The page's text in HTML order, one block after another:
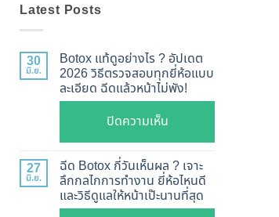
Latest Posts
30
มิ.ย.
Botox แท้ดูอย่างไร ? อัปเดต
2026 วิธีตรวจสอบทุกยี่ห้อแบบ
ละเอียด ฉีดแล้วหน้าไม่พัง!
ปิดความเห็นบน
Botox
แท้
ดู
อย่างไร
27
มิ.ย.
ฉีด Botox กี่วันเห็นผล ? เจาะ
ลึกกลไกการทำงาน ยี่ห้อไหนดี
และวิธีดูแลให้หน้าเป๊ะนานที่สุด